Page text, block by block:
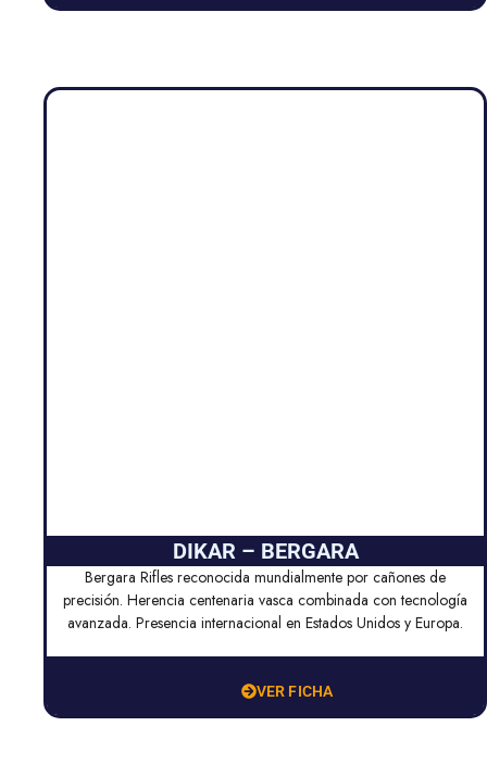
DIKAR – BERGARA
Bergara Rifles reconocida mundialmente por cañones de
precisión. Herencia centenaria vasca combinada con tecnología
avanzada. Presencia internacional en Estados Unidos y Europa.
VER FICHA